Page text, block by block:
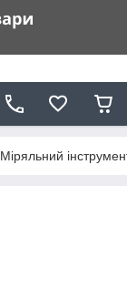
Міряльний